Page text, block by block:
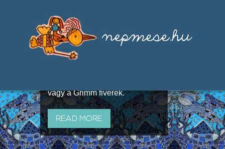
útján terjedő elbeszélésekből,
melyeket olyan ismert gyűjtők
állítottak össze, mint Benedek
vagy a Grimm fivérek.
READ MORE